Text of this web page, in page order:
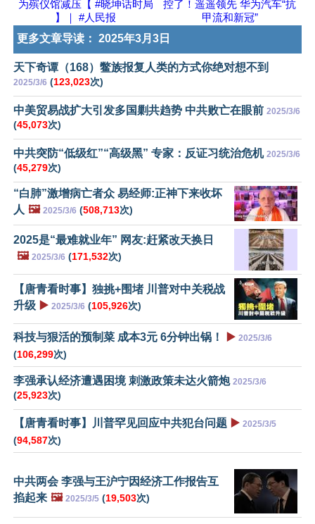
为殡仪馆减压【 #晓坤话时局
】｜ #人民报
控了！遥遥领先 华为汽车“抗
甲流和新冠”
更多文章导读： 2025年3月3日
天下奇谭（168）鳖族报复人类的方式你绝对想不到
2025/3/6 (123,023次)
中美贸易战扩大引发多国剿共趋势 中共败亡在眼前 2025/3/6
(45,073次)
中共突防“低级红”“高级黑” 专家：反证习统治危机 2025/3/6
(45,279次)
“白肺”激增病亡者众 易经师:正神下来收坏
人 🖼️ 2025/3/6 (508,713次)
2025是“最难就业年” 网友:赶紧改天换日
🖼️ 2025/3/6 (171,532次)
【唐青看时事】独挑+围堵 川普对中关税战
升级 ▶️ 2025/3/6 (105,926次)
科技与狠活的预制菜 成本3元 6分钟出锅！ ▶️ 2025/3/6
(106,299次)
李强承认经济遭遇困境 刺激政策未达火箭炮 2025/3/6
(25,923次)
【唐青看时事】川普罕见回应中共犯台问题 ▶️ 2025/3/5
(94,587次)
中共两会 李强与王沪宁因经济工作报告互
掐起来 🖼️ 2025/3/5 (19,503次)